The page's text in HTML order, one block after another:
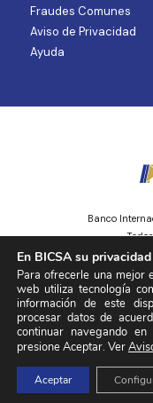
Fraudes Comunes
Aviso de Privacidad
Ayuda
Banco
Entidad regulada y
En BICSA su
Para ofrecerle una mejor
web utiliza tecnología
información de este
procesar datos de
continuar navegando
presione Aceptar. Ver
Aceptar